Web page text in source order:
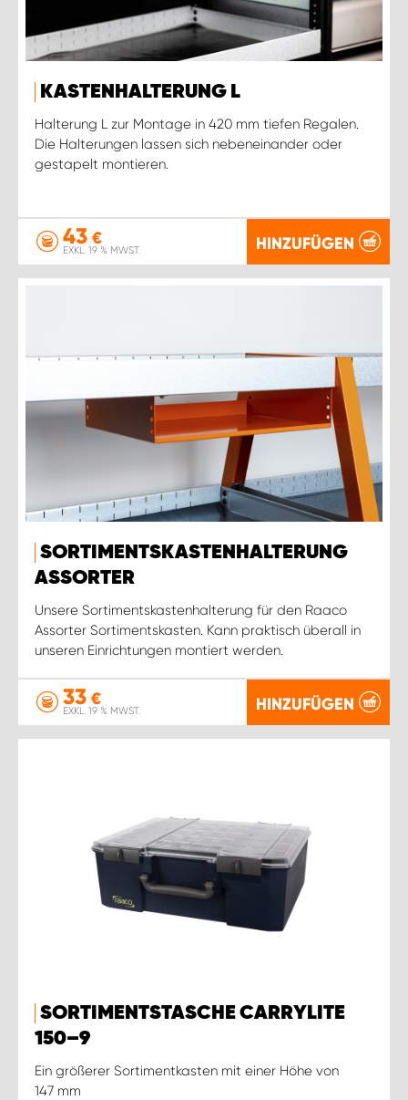
KASTENHALTERUNG L
Halterung L zur Montage in 420 mm tiefen Regalen.
Die Halterungen lassen sich nebeneinander oder
gestapelt montieren.
43 €
EXKL. 19 % MWST. HINZUFÜGEN
SORTIMENTSKASTENHALTERUNG
ASSORTER
Unsere Sortimentskastenhalterung für den Raaco
Assorter Sortimentskasten. Kann praktisch überall in
unseren Einrichtungen montiert werden.
33 €
EXKL. 19 % MWST. HINZUFÜGEN
SORTIMENTSTASCHE CARRYLITE
150–9
Ein größerer Sortimentkasten mit einer Höhe von
147 mm